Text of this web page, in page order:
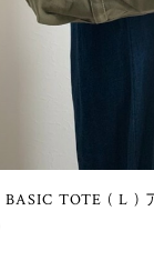
TOTE ( L )